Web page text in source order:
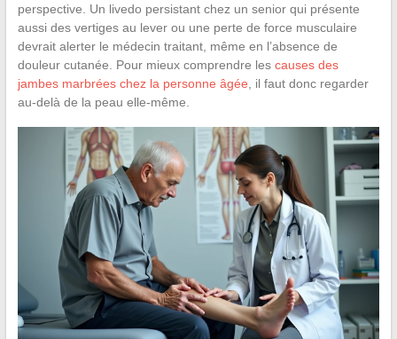
perspective. Un livedo persistant chez un senior qui présente
aussi des vertiges au lever ou une perte de force musculaire
devrait alerter le médecin traitant, même en l’absence de
douleur cutanée. Pour mieux comprendre les causes des
jambes marbrées chez la personne âgée , il faut donc regarder
au-delà de la peau elle-même.